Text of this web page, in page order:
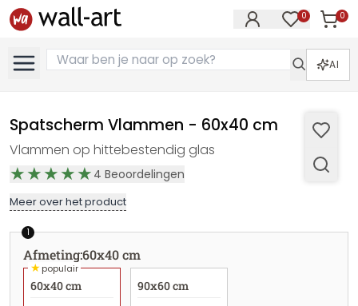
0 0
AI
Spatscherm Vlammen - 60x40 cm
Vlammen op hittebestendig glas
4 Beoordelingen
Meer over het product
1
Afmeting:60x40 cm
★populair
60x40 cm 90x60 cm